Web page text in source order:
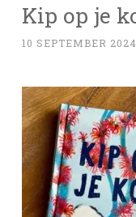
Kip op je
10 SEPTEMBER 2024